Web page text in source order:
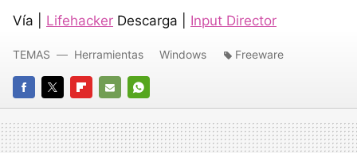
Vía | Lifehacker Descarga | Input Director
FACEBOOK
TWITTERFLIPBOARD
E-
MAIL
WHATSAPP
TEMAS Herramientas Windows Freeware